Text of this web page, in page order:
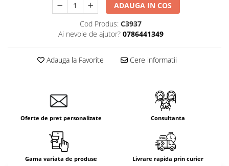
Intrerupatoare Touch / Standard
Intrerupatoare Touch / Standard
Întrerupătoare Mecanice
Living Now With Netatmo
Prize si Intrerupatoare
Aparataj Aplicat
Gama Palmyie Viko
ADAUGA IN COS
Cod Produs: C3937
Ai nevoie de ajutor? 0786441349
Adauga la Favorite Cere informatii
Oferte de pret personalizate Consultanta
Gama variata de produse Livrare rapida prin curier